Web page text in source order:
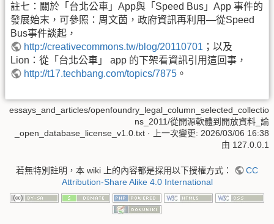
註七：關於「台北公車」App與「Speed Bus」App 事件的
發展始末，可參照：周文茵，政府資訊再利用—從Speed
Bus事件談起，
http://creativecommons.tw/blog/20110701 ；以及
Lion：從「台北公車」 app 的下架看資訊引用這回事，
http://t17.techbang.com/topics/7875 。
essays_and_articles/openfoundry_legal_column_selected_collectio
ns_2011/從開源軟體到開放資料_論
_open_database_license_v1.0.txt · 上一次變更: 2026/03/06 16:38
由 127.0.0.1
若無特別註明，本 wiki 上的內容都是採用以下授權方式：
CC
Attribution-Share Alike 4.0 International